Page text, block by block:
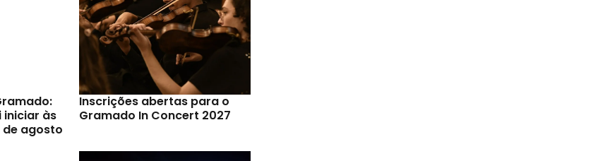
iniciar às
de agosto
Inscrições abertas para o
Gramado In Concert 2027